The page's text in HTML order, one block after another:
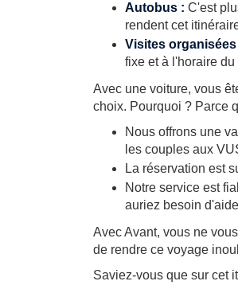
Autobus : C'est
rendent cet
Visites organisées
fixe et à l'horaire du
Avec une voiture, vous
choix. Pourquoi ? Parce
Nous offrons une
les couples aux
La réservation est
Notre service est
auriez besoin
Avec Avant, vous ne
de rendre ce voyage
Saviez-vous que sur cet